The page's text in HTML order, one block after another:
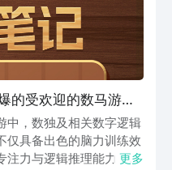
的受欢迎的数马游戏
中，数独及相关数字逻辑
仅具备出色的脑力训练效
注力与逻辑推理能力，是
更多